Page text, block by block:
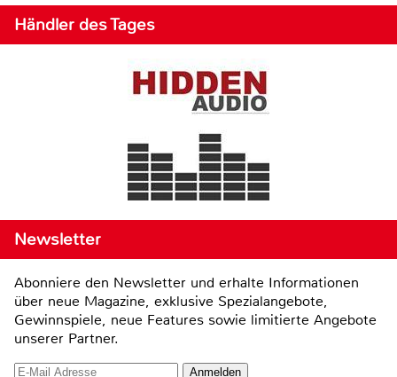
Händler des Tages
Newsletter
Abonniere den Newsletter und erhalte Informationen
über neue Magazine, exklusive Spezialangebote,
Gewinnspiele, neue Features sowie limitierte Angebote
unserer Partner.